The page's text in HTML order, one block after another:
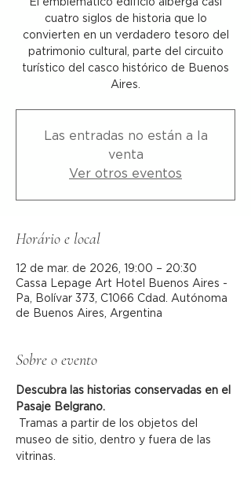
El emblemático edificio alberga casi
cuatro siglos de historia que lo
convierten en un verdadero tesoro del
patrimonio cultural, parte del circuito
turístico del casco histórico de Buenos
Aires.
Las entradas no están a la
venta
Ver otros eventos
Horário e local
12 de mar. de 2026, 19:00 – 20:30
Cassa Lepage Art Hotel Buenos Aires -
Pa, Bolívar 373, C1066 Cdad. Autónoma
de Buenos Aires, Argentina
Sobre o evento
Descubra las historias conservadas en el
Pasaje Belgrano.
museo de sitio, dentro y fuera de las
vitrinas.